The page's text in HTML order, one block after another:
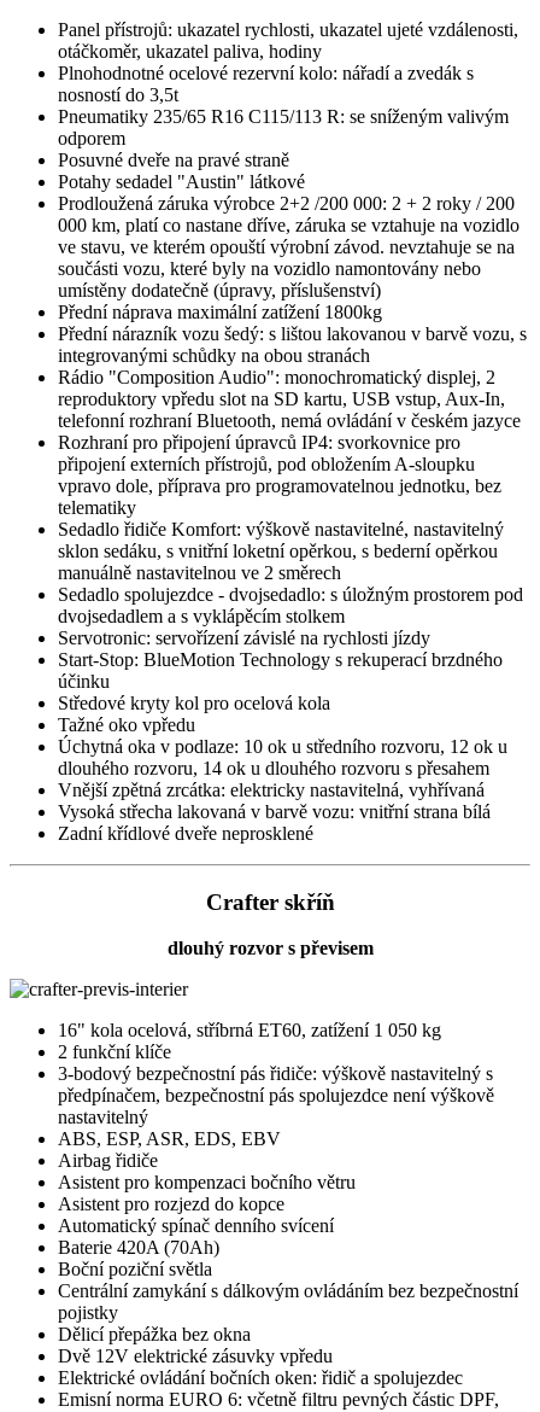
Panel přístrojů: ukazatel rychlosti, ukazatel ujeté vzdálenosti,
otáčkoměr, ukazatel paliva, hodiny
Plnohodnotné ocelové rezervní kolo: nářadí a zvedák s
nosností do 3,5t
Pneumatiky 235/65 R16 C115/113 R: se sníženým valivým
odporem
Posuvné dveře na pravé straně
Potahy sedadel "Austin" látkové
Prodloužená záruka výrobce 2+2 /200 000: 2 + 2 roky / 200
000 km, platí co nastane dříve, záruka se vztahuje na vozidlo
ve stavu, ve kterém opouští výrobní závod. nevztahuje se na
součásti vozu, které byly na vozidlo namontovány nebo
umístěny dodatečně (úpravy, příslušenství)
Přední náprava maximální zatížení 1800kg
Přední nárazník vozu šedý: s lištou lakovanou v barvě vozu, s
integrovanými schůdky na obou stranách
Rádio "Composition Audio": monochromatický displej, 2
reproduktory vpředu slot na SD kartu, USB vstup, Aux-In,
telefonní rozhraní Bluetooth, nemá ovládání v českém jazyce
Rozhraní pro připojení úpravců IP4: svorkovnice pro
připojení externích přístrojů, pod obložením A-sloupku
vpravo dole, příprava pro programovatelnou jednotku, bez
telematiky
Sedadlo řidiče Komfort: výškově nastavitelné, nastavitelný
sklon sedáku, s vnitřní loketní opěrkou, s bederní opěrkou
manuálně nastavitelnou ve 2 směrech
Sedadlo spolujezdce - dvojsedadlo: s úložným prostorem pod
dvojsedadlem a s vyklápěcím stolkem
Servotronic: servořízení závislé na rychlosti jízdy
Start-Stop: BlueMotion Technology s rekuperací brzdného
účinku
Středové kryty kol pro ocelová kola
Tažné oko vpředu
Úchytná oka v podlaze: 10 ok u středního rozvoru, 12 ok u
dlouhého rozvoru, 14 ok u dlouhého rozvoru s přesahem
Vnější zpětná zrcátka: elektricky nastavitelná, vyhřívaná
Vysoká střecha lakovaná v barvě vozu: vnitřní strana bílá
Zadní křídlové dveře neprosklené
Crafter skříň
dlouhý rozvor s převisem
16" kola ocelová, stříbrná ET60, zatížení 1 050 kg
2 funkční klíče
3-bodový bezpečnostní pás řidiče: výškově nastavitelný s
předpínačem, bezpečnostní pás spolujezdce není výškově
nastavitelný
ABS, ESP, ASR, EDS, EBV
Airbag řidiče
Asistent pro kompenzaci bočního větru
Asistent pro rozjezd do kopce
Automatický spínač denního svícení
Baterie 420A (70Ah)
Boční poziční světla
Centrální zamykání s dálkovým ovládáním bez bezpečnostní
pojistky
Dělicí přepážka bez okna
Dvě 12V elektrické zásuvky vpředu
Elektrické ovládání bočních oken: řidič a spolujezdec
Emisní norma EURO 6: včetně filtru pevných částic DPF,